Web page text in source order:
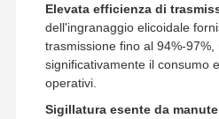
Tamburo di cavo metallico
Aggancio di gru
Elevata efficienza di
dell'ingranaggio elicoidale
trasmissione fino al 94%-97%,
significativamente il consumo
operativi.
Sigillatura esente da